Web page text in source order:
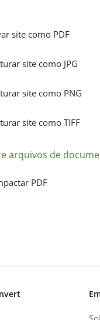
site como PDF
site como JPG
site como PNG
site como TIFF
arquivos de
PDF